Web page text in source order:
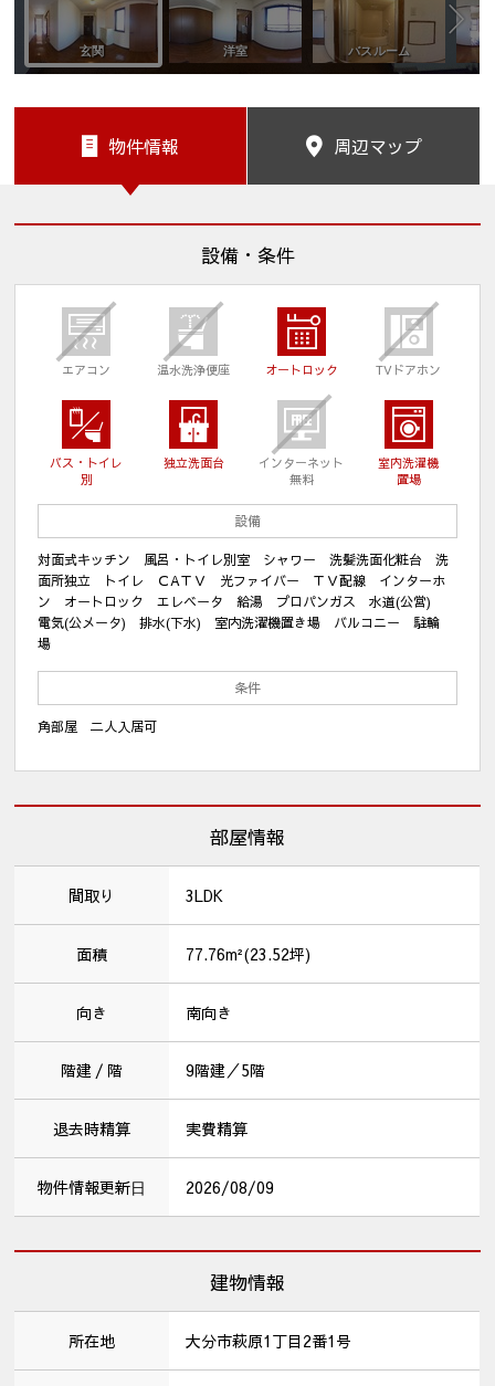
物件情報 周辺マップ
設備・条件
エアコン 温水洗浄便座 オートロック TVドアホン
バス・トイレ
別
独立洗面台
インターネット
無料
室内洗濯機
置場
設備
対面式キッチン 風呂・トイレ別室 シャワー 洗髪洗面化粧台 洗
面所独立 トイレ ＣAＴＶ 光ファイバー ＴＶ配線 インターホ
ン オートロック エレベータ 給湯 プロパンガス 水道(公営)
電気(公メータ) 排水(下水) 室内洗濯機置き場 バルコニー 駐輪
場
条件
角部屋 二人入居可
部屋情報
間取り 3LDK
面積 77.76m²(23.52坪)
向き 南向き
階建 / 階 9階建／5階
退去時精算 実費精算
物件情報更新⽇ 2026/08/09
建物情報
所在地 大分市萩原1丁目2番1号